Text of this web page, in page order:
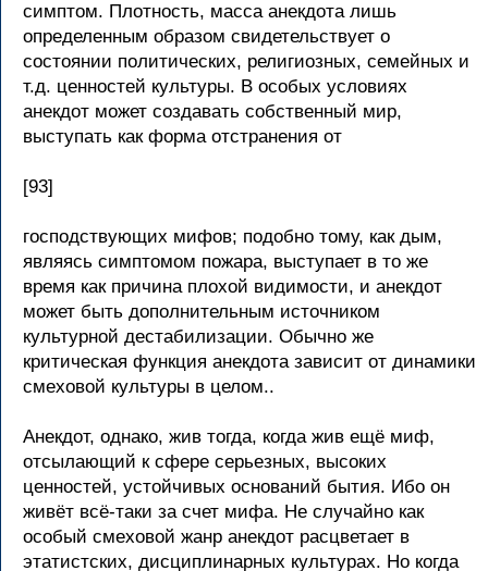
симптом. Плотность, масса анекдота лишь
определенным образом свидетельствует о
состоянии политических, религиозных, семейных и
т.д. ценностей культуры. В особых условиях
анекдот может создавать собственный мир,
выступать как форма отстранения от
[93]
господствующих мифов; подобно тому, как дым,
являясь симптомом пожара, выступает в то же
время как причина плохой видимости, и анекдот
может быть дополнительным источником
культурной дестабилизации. Обычно же
критическая функция анекдота зависит от динамики
смеховой культуры в целом..
Анекдот, однако, жив тогда, когда жив ещё миф,
отсылающий к сфере серьезных, высоких
ценностей, устойчивых оснований бытия. Ибо он
живёт всё-таки за счет мифа. Не случайно как
особый смеховой жанр анекдот расцветает в
этатистских, дисциплинарных культурах. Но когда